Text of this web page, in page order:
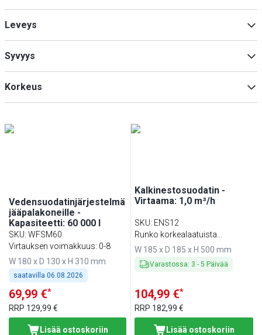
Leveys
Syvyys
Korkeus
Vedensuodatinjärjestelmä
jääpalakoneille -
Kapasiteetti: 60 000 l
SKU: WFSM60
Virtauksen voimakkuus: 0-8
W 180 x D 130 x H 310 mm
saatavilla 06.08.2026
69,99 €*
RRP 129,99 €
Lisää ostoskoriin
Kalkinestosuodatin -
Virtaama: 1,0 m³/h
SKU: ENS12
Runko korkealaatuista
ruostumatonta terästä
W 185 x D 185 x H 500 mm
Varastossa: 3 -5 Päivää
104,99 €*
RRP 182,99 €
Lisää ostoskoriin